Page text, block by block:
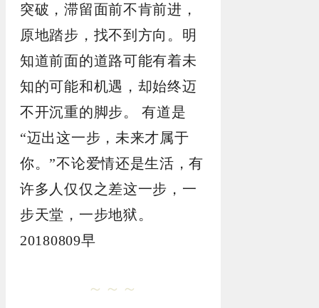
突破，滞留面前不肯前进，
原地踏步，找不到方向。明
知道前面的道路可能有着未
知的可能和机遇，却始终迈
不开沉重的脚步。 有道是
“迈出这一步，未来才属于
你。”不论爱情还是生活，有
许多人仅仅之差这一步，一
步天堂，一步地狱。
20180809早
～～～